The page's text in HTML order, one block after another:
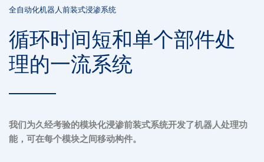
全自动化机器人前装式浸渗系统
循环时间短和单个部件处
理的一流系统
我们为久经考验的模块化浸渗前装式系统开发了机器人处理功
能，可在每个模块之间移动构件。